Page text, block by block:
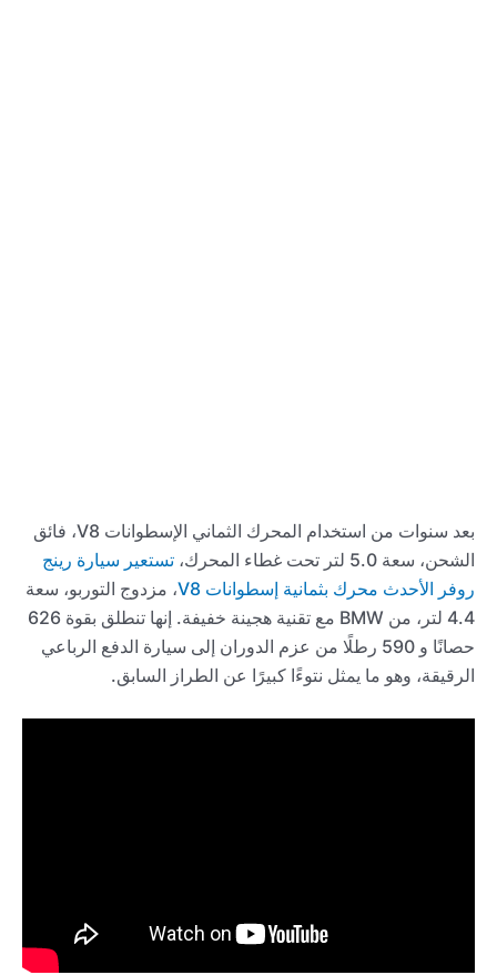
بعد سنوات من استخدام المحرك الثماني الإسطوانات V8، فائق
الشحن، سعة 5.0 لتر تحت غطاء المحرك،
تستعير سيارة رينج
روفر الأحدث محرك بثمانية إسطوانات V8
، مزدوج التوربو، سعة
4.4 لتر، من BMW مع تقنية هجينة خفيفة. إنها تنطلق بقوة 626
حصانًا و 590 رطلًا من عزم الدوران إلى سيارة الدفع الرباعي
الرقيقة، وهو ما يمثل نتوءًا كبيرًا عن الطراز السابق.